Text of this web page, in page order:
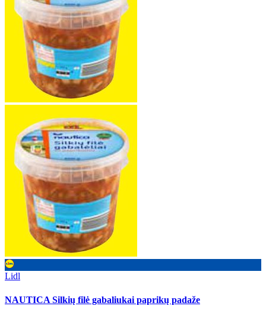
Lidl
NAUTICA Silkių filė gabaliukai paprikų padaže